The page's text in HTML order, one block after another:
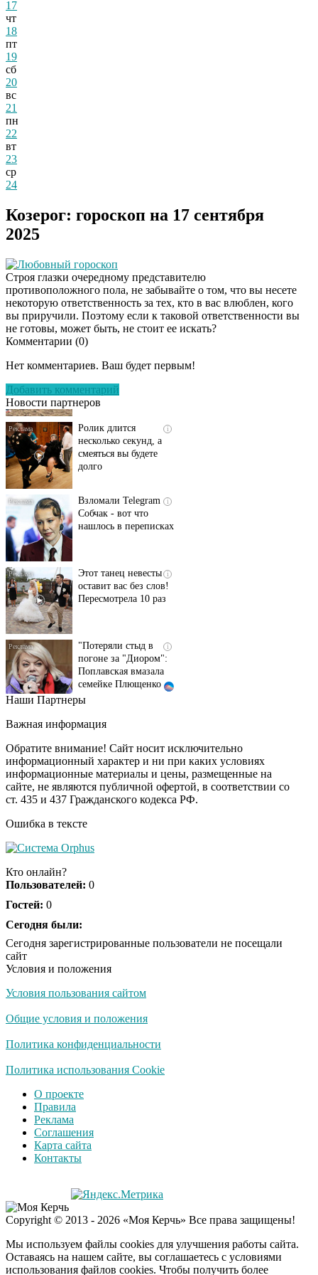
17
чт
18
пт
19
сб
20
вс
21
пн
22
вт
23
ср
24
Козерог: гороскоп на 17 сентября
2025
Любовный гороскоп
Строя глазки очередному представителю
противоположного пола, не забывайте о том, что вы несете
некоторую ответственность за тех, кто в вас влюблен, кого
вы приручили. Поэтому если к таковой ответственности вы
не готовы, может быть, не стоит ее искать?
Комментарии (0)
Нет комментариев. Ваш будет первым!
Добавить комментарий
Новости партнеров
Скрытая камера на
люди вытворяют, когда
несколько секунд, а
смеяться вы будете
долго
Собчак - вот что
нашлось в переписках
оставит вас без слов!
Пересмотрела 10 раз
погоне за "Диором":
Поплавская вмазала
семейке Плющенко
Ржу не переставая, это
не раз
i
Ролик длится пару
секунд, но вы будете в
шоке от увиденного
Ролик из Омска: вы
Королева вагона
оставит равнодушным
Наши Партнеры
Важная информация
Обратите внимание! Сайт носит исключительно
информационный характер и ни при каких условиях
информационные материалы и цены, размещенные на
сайте, не являются публичной офертой, в соответствии со
ст. 435 и 437 Гражданского кодекса РФ.
Ошибка в тексте
Кто онлайн?
Пользователей: 0
Гостей: 0
Сегодня были:
Сегодня зарегистрированные пользователи не посещали
сайт
Условия и положения
Условия пользования сайтом
Общие условия и положения
Политика конфиденциальности
Политика использования Cookie
О проекте
Правила
Реклама
Соглашения
Карта сайта
Контакты
Copyright © 2013 - 2026 «Моя Керчь» Все права защищены!
Мы используем файлы cookies для улучшения работы сайта.
Оставаясь на нашем сайте, вы соглашаетесь с условиями
использования файлов cookies. Чтобы получить более